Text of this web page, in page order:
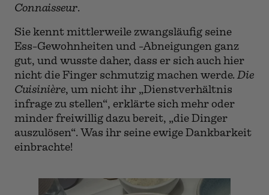
© cuicon.at
Das Rettich-Kimchi (7,40 Euro) ist nicht des
ConnaisseursSache, den anderen hat es aber
sehr gut geschmeckt. Die Garnelen (20,90
Euro) kamen mit Kopf und Kragen, eine Spur
zu viel des Guten – zumindest für den
Connaisseur
gut, und wusste daher, dass er sich auch hier